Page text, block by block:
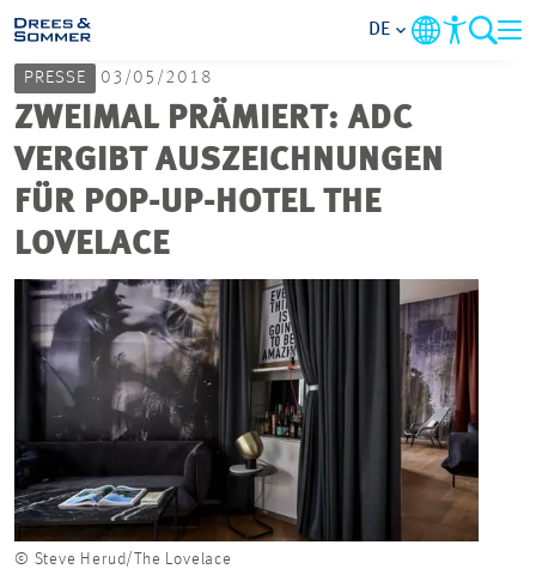
MARKETS
SERVICES
IM FOKUS
KARRIERE
PROJEKTE
KONTAKT
DE
PRESSE 03/05/2018
ZWEIMAL PRÄMIERT: ADC
VERGIBT AUSZEICHNUNGEN
FÜR POP-UP-HOTEL THE
LOVELACE
© Steve Herud/The Lovelace